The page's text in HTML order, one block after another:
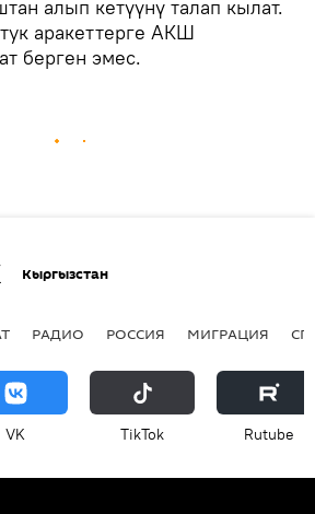
алып кетүүнү талап кылат.
аракеттерге АКШ
берген эмес.
Кыргызстан
РАДИО РОССИЯ МИГРАЦИЯ
VK ТikТоk Rutube